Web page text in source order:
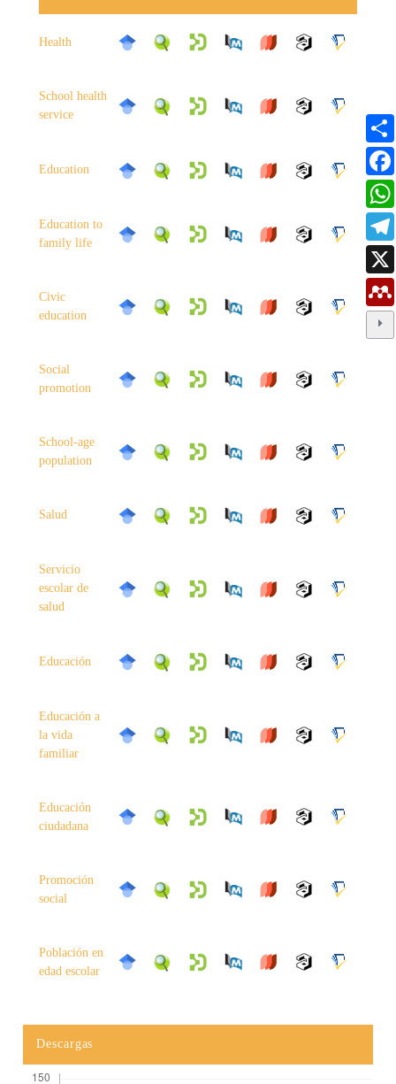
Health
School health
service
Education
Education to
family life
Civic
education
Social
promotion
School-age
population
Salud
Servicio
escolar de
salud
Educación
Educación a
la vida
familiar
Educación
ciudadana
Promoción
social
Población en
edad escolar
Descargas